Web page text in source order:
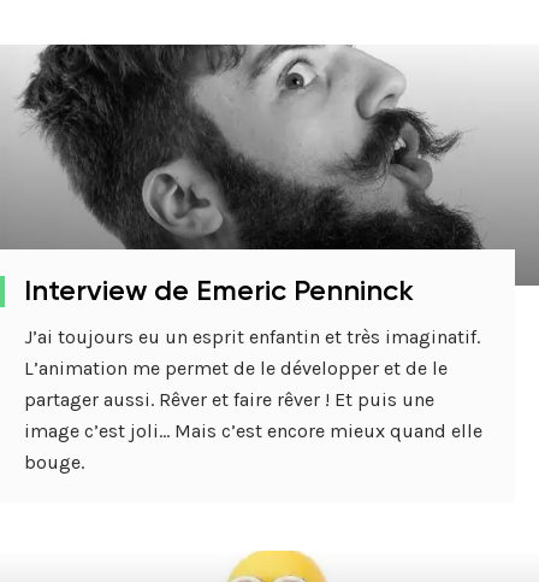
Interview de Emeric Penninck
J’ai toujours eu un esprit enfantin et très imaginatif.
L’animation me permet de le développer et de le
partager aussi. Rêver et faire rêver ! Et puis une
image c’est joli… Mais c’est encore mieux quand elle
bouge.